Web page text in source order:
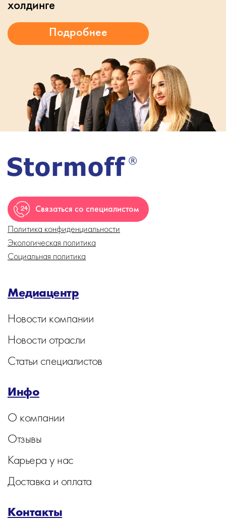
холдинге
Связаться со специалистом
Политика конфиденциальности
Экологическая политика
Социальная политика
Медиацентр
Новости компании
Новости отрасли
Статьи специалистов
Инфо
О компании
Отзывы
Карьера у нас
Доставка и оплата
Контакты